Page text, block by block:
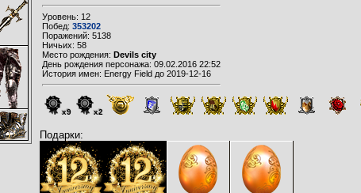
Уровень: 12
Побед: 353202
Поражений: 5138
Ничьих: 58
Место рождения: Devils city
День рождения персонажа: 09.02.2016 22:52
История имен: Energy Field до 2019-12-16
x9 x2
Подарки: